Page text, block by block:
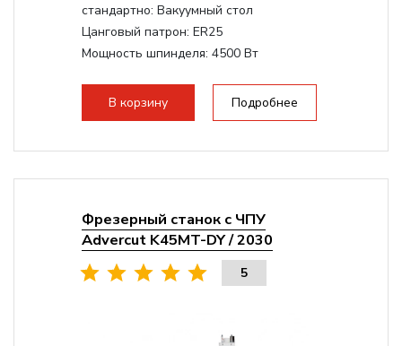
стандартно: Вакуумный стол
Цанговый патрон: ER25
Мощность шпинделя: 4500 Вт
Мощность инвертора:
10500 Вт
В корзину Подробнее
Фрезерный станок с ЧПУ
Advercut K45MT-DY / 2030
5